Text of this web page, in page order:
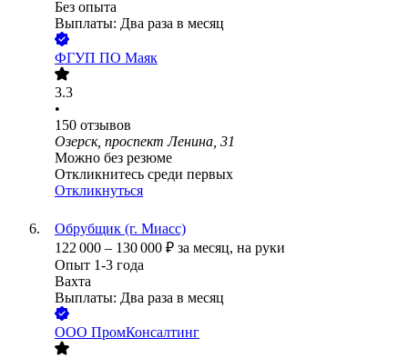
Без опыта
Выплаты: Два раза в месяц
ФГУП ПО Маяк
3.3
•
150 отзывов
Озерск, проспект Ленина, 31
Можно без резюме
Откликнитесь среди первых
Откликнуться
Обрубщик (г. Миасс)
122 000 – 130 000 ₽ за месяц, на руки
Опыт 1-3 года
Вахта
Выплаты: Два раза в месяц
ООО ПромКонсалтинг